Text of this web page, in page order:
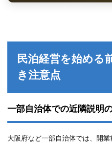
民泊経営を始める
き注意点
一部自治体での近隣説明
大阪府など一部自治体では、開